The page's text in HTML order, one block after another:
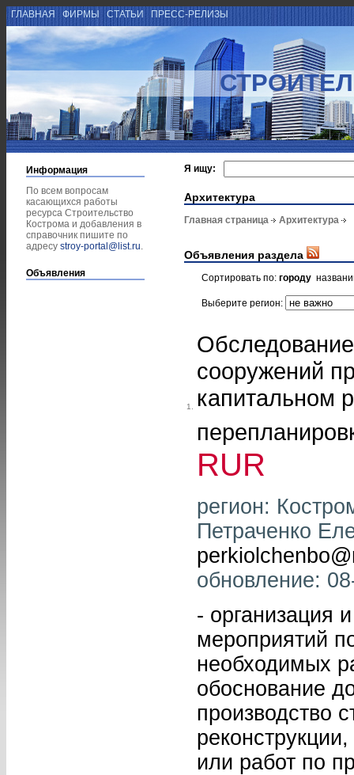
ГЛАВНАЯ ФИРМЫ СТАТЬИ ПРЕСС-РЕЛИЗЫ
Информация
По всем вопросам
касающихся работы
ресурса Строительство
Кострома и добавления в
справочник пишите по
адресу stroy-portal@list.ru.
Объявления
Я ищу:
Архитектура
Главная страница Архитектура
Объявления раздела
Сортировать по: городу
Выберите регион:
1.
сооружений
капитальном
RUR
регион:
Петраченко
обновление:
- организация
мероприятий
необходимых
обоснование
производство
или работ по